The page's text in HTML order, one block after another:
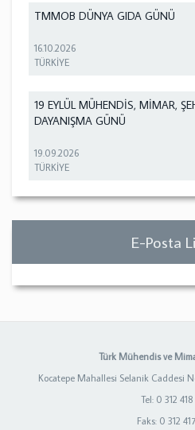
TMMOB DÜNYA GIDA GÜNÜ
16.10.2026
TÜRKİYE
19 EYLÜL MÜHENDİS, MİMAR,
DAYANIŞMA GÜNÜ
19.09.2026
TÜRKİYE
E-Posta
Türk Mühendis ve
Kocatepe Mahallesi Selanik Caddesi
Tel: 0 312 418
Faks: 0 312